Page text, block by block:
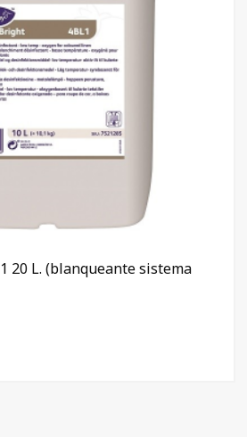
20 L. (blanqueante sistema